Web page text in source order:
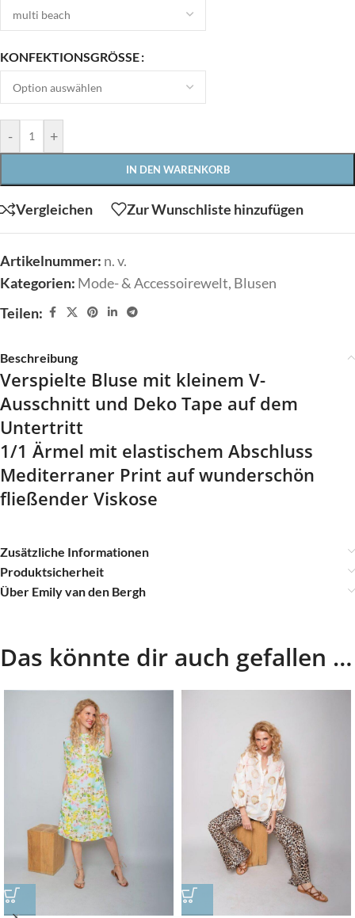
KONFEKTIONSGRÖSSE
- +
IN DEN WARENKORB
Vergleichen Zur Wunschliste hinzufügen
Artikelnummer: n. v.
Kategorien: Mode- & Accessoirewelt, Blusen
Teilen:
Beschreibung
Verspielte Bluse mit kleinem V-
Ausschnitt und Deko Tape auf dem
Untertritt
1/1 Ärmel mit elastischem Abschluss
Mediterraner Print auf wunderschön
fließender Viskose
Zusätzliche Informationen
Produktsicherheit
Über Emily van den Bergh
Das könnte dir auch gefallen …